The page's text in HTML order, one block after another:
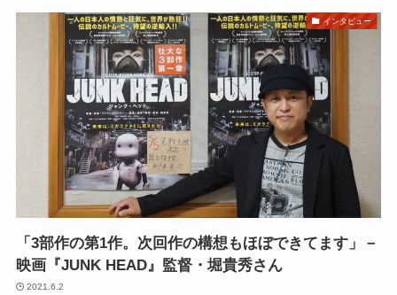
インタビュー
「3部作の第1作。次回作の構想もほぼできてます」－
映画『JUNK HEAD』監督・堀貴秀さん
2021.6.2